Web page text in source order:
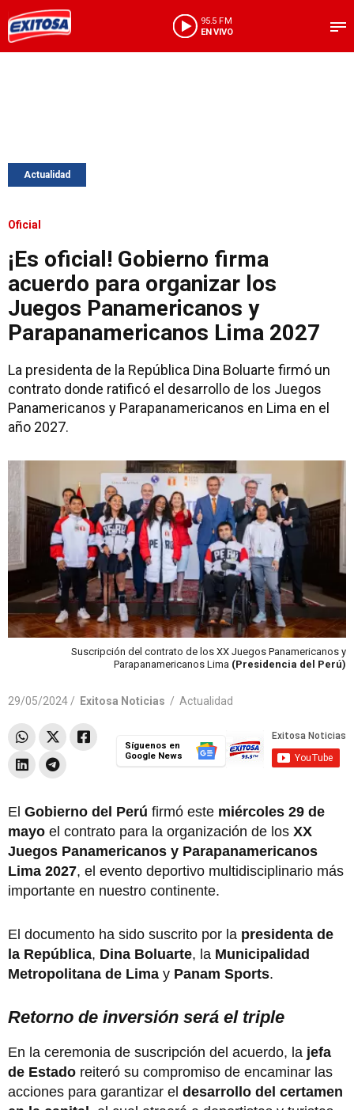
95.5 FM
EN VIVO
Actualidad
Oficial
¡Es oficial! Gobierno firma
acuerdo para organizar los
Juegos Panamericanos y
Parapanamericanos Lima 2027
La presidenta de la República Dina Boluarte firmó un
contrato donde ratificó el desarrollo de los Juegos
Panamericanos y Parapanamericanos en Lima en el
año 2027.
Suscripción del contrato de los XX Juegos Panamericanos y
Parapanamericanos Lima (Presidencia del Perú)
29/05/2024 / Exitosa Noticias / Actualidad
Síguenos en
Google News
El Gobierno del Perú firmó este miércoles 29 de
mayo el contrato para la organización de los XX
Juegos Panamericanos y Parapanamericanos
Lima 2027, el evento deportivo multidisciplinario más
importante en nuestro continente.
El documento ha sido suscrito por la presidenta de
la República, Dina Boluarte, la Municipalidad
Metropolitana de Lima y Panam Sports.
Retorno de inversión será el triple
En la ceremonia de suscripción del acuerdo, la jefa
de Estado reiteró su compromiso de encaminar las
acciones para garantizar el desarrollo del certamen